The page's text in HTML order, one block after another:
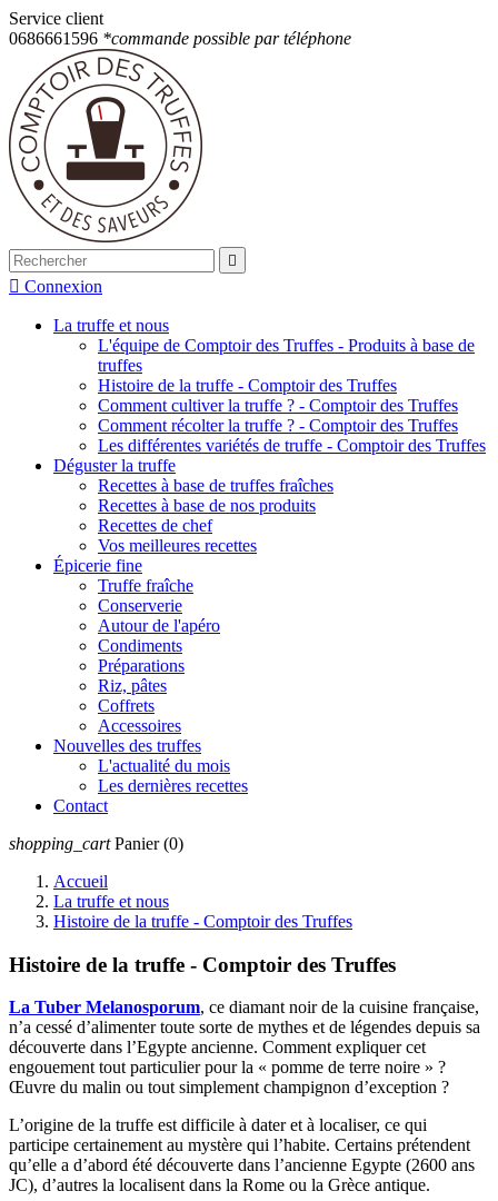
Service client
0686661596 *commande possible par téléphone

 Connexion
La truffe et nous
L'équipe de Comptoir des Truffes - Produits à base de
truffes
Histoire de la truffe - Comptoir des Truffes
Comment cultiver la truffe ? - Comptoir des Truffes
Comment récolter la truffe ? - Comptoir des Truffes
Les différentes variétés de truffe - Comptoir des Truffes
Déguster la truffe
Recettes à base de truffes fraîches
Recettes à base de nos produits
Recettes de chef
Vos meilleures recettes
Épicerie fine
Truffe fraîche
Conserverie
Autour de l'apéro
Condiments
Préparations
Riz, pâtes
Coffrets
Accessoires
Nouvelles des truffes
L'actualité du mois
Les dernières recettes
Contact
shopping_cart Panier (0)
Accueil
La truffe et nous
Histoire de la truffe - Comptoir des Truffes
Histoire de la truffe - Comptoir des Truffes
La Tuber Melanosporum, ce diamant noir de la cuisine française,
n’a cessé d’alimenter toute sorte de mythes et de légendes depuis sa
découverte dans l’Egypte ancienne. Comment expliquer cet
engouement tout particulier pour la « pomme de terre noire » ?
Œuvre du malin ou tout simplement champignon d’exception ?
L’origine de la truffe est difficile à dater et à localiser, ce qui
participe certainement au mystère qui l’habite. Certains prétendent
qu’elle a d’abord été découverte dans l’ancienne Egypte (2600 ans
JC), d’autres la localisent dans la Rome ou la Grèce antique.